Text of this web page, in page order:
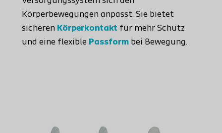
Körperbewegungen anpasst. Sie bietet
sicheren Körperkontakt für mehr Schutz
und eine flexible Passform bei Bewegung.